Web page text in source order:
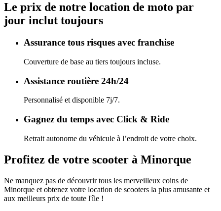
Le prix de notre location de moto par
jour inclut toujours
Assurance tous risques avec franchise
Couverture de base au tiers toujours incluse.
Assistance routière 24h/24
Personnalisé et disponible 7j/7.
Gagnez du temps avec Click & Ride
Retrait autonome du véhicule à l’endroit de votre choix.
Profitez de votre scooter à Minorque
Ne manquez pas de découvrir tous les merveilleux coins de
Minorque et obtenez votre location de scooters la plus amusante et
aux meilleurs prix de toute l'île !